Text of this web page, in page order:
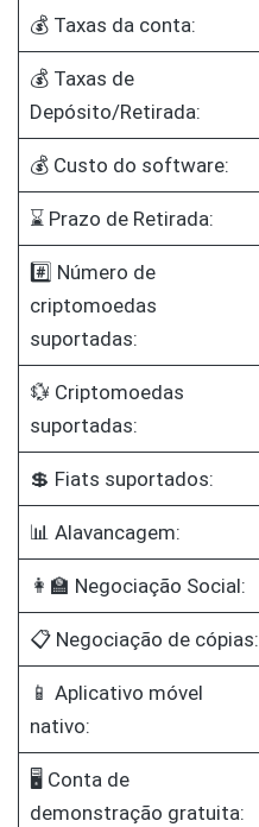
💰 Taxas da conta:
💰 Taxas de
Depósito/Retirada:
💰 Custo do software:
⌛ Prazo de Retirada:
#️⃣ Número de
criptomoedas
suportadas:
💱 Criptomoedas
suportadas:
💲 Fiats suportados:
📊 Alavancagem:
👩‍🏫 Negociação Social:
📋 Negociação de cópias:
📱 Aplicativo móvel
nativo:
🖥️ Conta de
demonstração gratuita: